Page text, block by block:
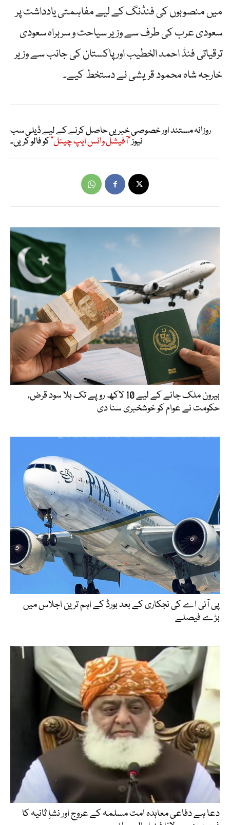
میں منصوبوں کی فنڈنگ کے لیے مفاہمتی یادداشت پر
سعودی عرب کی طرف سے وزیر سیاحت و سربراہ سعودی
ترقیاتی فنڈ احمد الخطیب اور پاکستان کی جانب سے وزیر
خارجہ شاہ محمود قریشی نے دستخط کیے۔
روزانہ مستند اور خصوصی خبریں حاصل کرنے کے لیے ڈیلی سب
نیوز"آفیشل واٹس ایپ چینل"کو فالو کریں۔
بیرون ملک جانے کے لیے 10 لاکھ روپے تک بلا سود قرض،
حکومت نے عوام کو خوشخبری سنا دی
پی آئی اے کی نجکاری کے بعد بورڈ کے اہم ترین اجلاس میں
بڑے فیصلے
دعا ہے دفاعی معاہدہ امت مسلمہ کے عروج اور نشاِ ثانیہ کا